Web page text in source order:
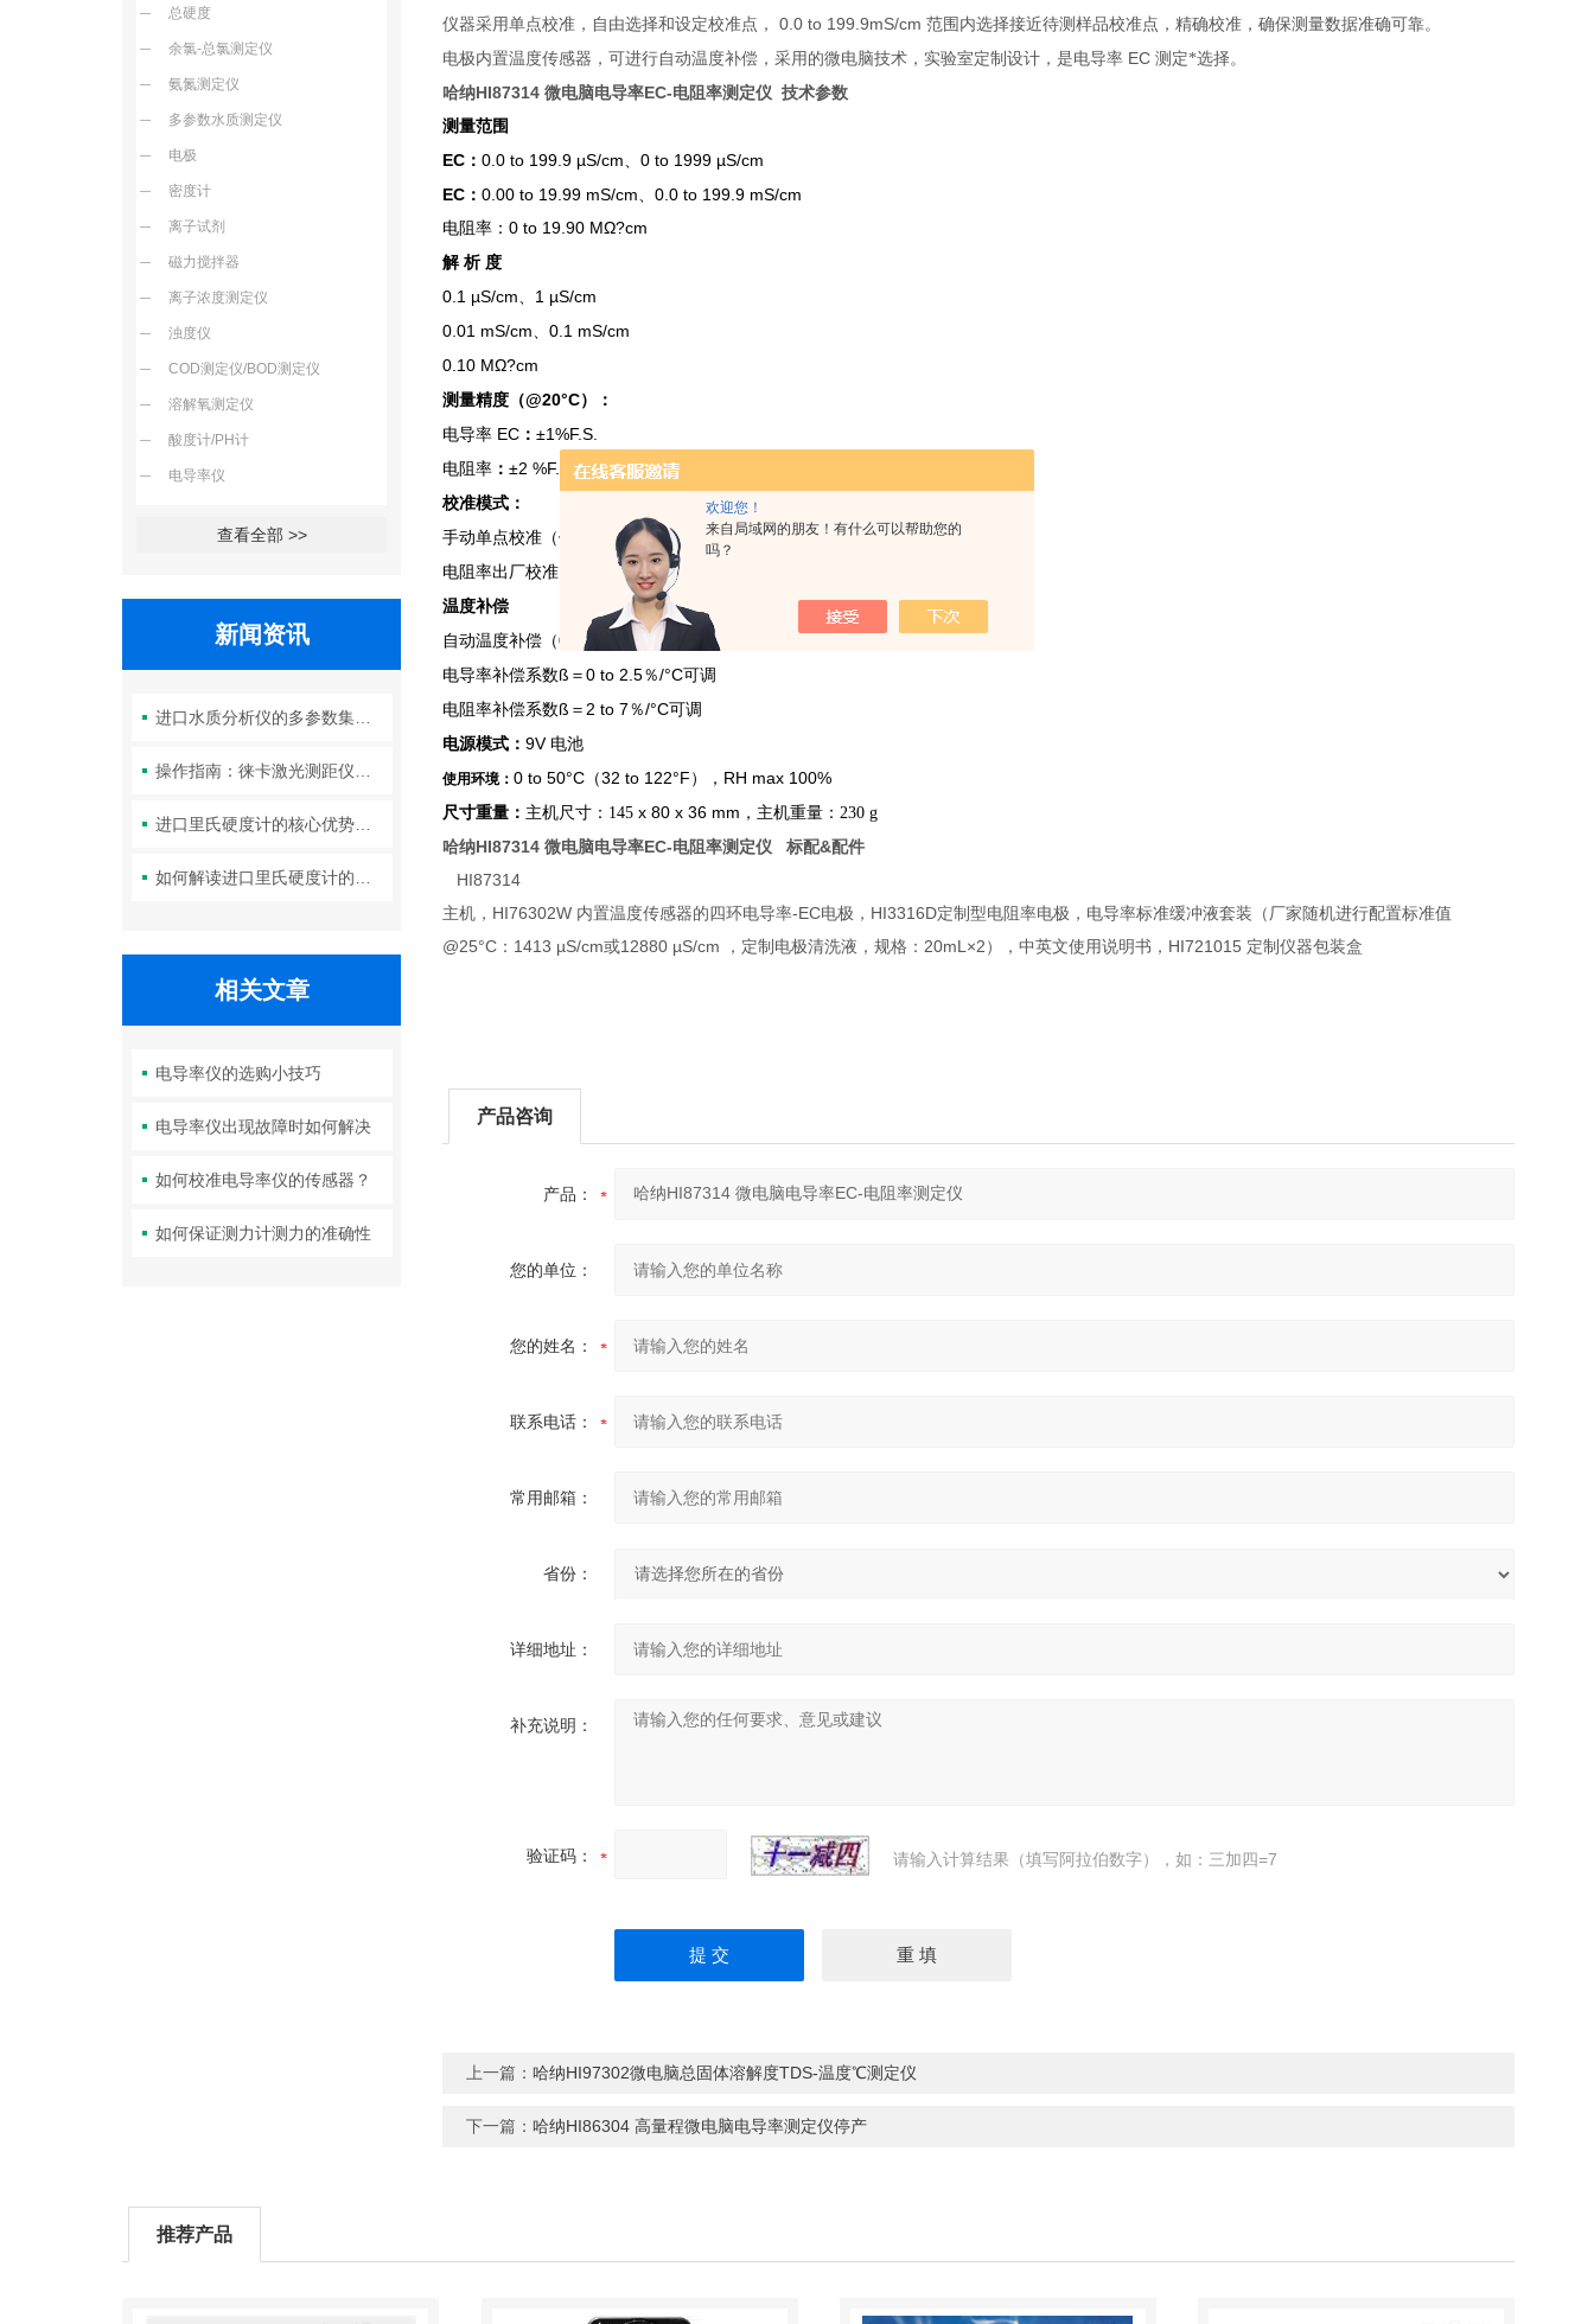
欢迎您！
来自局域网的朋友！有什么可以帮助您的
吗？
总硬度
余氯-总氯测定仪
氨氮测定仪
多参数水质测定仪
电极
密度计
离子试剂
磁力搅拌器
离子浓度测定仪
浊度仪
COD测定仪/BOD测定仪
溶解氧测定仪
酸度计/PH计
电导率仪
查看全部 >>
新闻资讯
进口水质分析仪的多参数集成检测技术与系统维护策略
进口里氏硬度计的核心优势：精度、耐用性与多功能性
相关文章
电导率仪的选购小技巧
电导率仪出现故障时如何解决
如何校准电导率仪的传感器？
如何保证测力计测力的准确性
仪器采用单点校准，自由选择和设定校准点，
0.0 to 199.9mS/cm范围内选择接近待测样品校准点，精确校准，确保测量数据准确可靠。
电极内置温度传感器，可进行自动温度补偿，采用的微电脑技术，实验室定制设计，是电导率 EC测定*选择。
哈纳HI87314 微电脑电导率EC-电阻率测定仪 技术参数
测量范围
EC：0.0 to 199.9 µS/cm、0 to 1999 µS/cm
EC：0.00 to 19.99 mS/cm、0.0 to 199.9 mS/cm
电阻率：0 to 19.90 MΩ?cm
解 析 度
0.1 µS/cm、1 µS/cm
0.01 mS/cm、0.1 mS/cm
0.10 MΩ?cm
测量精度（@20°C）：
电导率 EC ：±1%F.S.
电阻率 ：±2 %F.S.
校准模式 ：
手动单点校准（依据水样预测数据，选择比较相近的电导率标准缓冲液）
电阻率出厂校准
温度补偿
自动温度补偿（0 to 50°C
）
电导率补偿系数ß＝0 to 2.5％/°C可调
电阻率补偿系数ß＝2 to 7％/°C可调
电源模式：9V 电池
使用环境：0 to 50°C（32 to 122°F），RH max 100%
尺寸重量： 主机尺寸：145 x 80 x 36 mm ，主机重量：230 g
哈纳HI87314 微电脑电导率EC-电阻率测定仪 标配&配件
HI87314
主机，HI76302W 内置温度传感器的四环电导率-EC电极，HI3316D定制型电阻率电极，电导率标准缓冲液套装（厂家随机进行配置标准值
@25°C：1413 µS/cm或12880 µS/cm ，定制电极清洗液，规格：20mL×2），中英文使用说明书，HI721015 定制仪器包装盒
产品咨询
产品：
您的单位：
您的姓名：
联系电话：
常用邮箱：
省份：
详细地址：
补充说明：
验证码： 请输入计算结果（填写阿拉伯数字），如：三加四=7
上一篇：哈纳HI97302微电脑总固体溶解度TDS-温度℃测定仪
下一篇：哈纳HI86304 高量程微电脑电导率测定仪停产
推荐产品